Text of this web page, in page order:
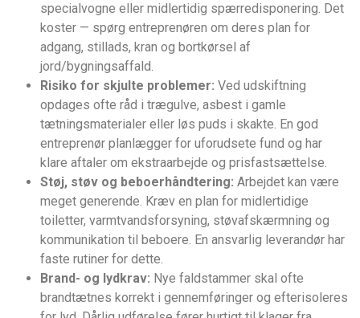
specialvogne eller midlertidig spærredisponering. Det
koster — spørg entreprenøren om deres plan for
adgang, stillads, kran og bortkørsel af
jord/bygningsaffald.
Risiko for skjulte problemer: Ved udskiftning
opdages ofte råd i trægulve, asbest i gamle
tætningsmaterialer eller løs puds i skakte. En god
entreprenør planlægger for uforudsete fund og har
klare aftaler om ekstraarbejde og prisfastsættelse.
Støj, støv og beboerhåndtering: Arbejdet kan være
meget generende. Kræv en plan for midlertidige
toiletter, varmtvandsforsyning, støvafskærmning og
kommunikation til beboere. En ansvarlig leverandør har
faste rutiner for dette.
Brand- og lydkrav: Nye faldstammer skal ofte
brandtætnes korrekt i gennemføringer og efterisoleres